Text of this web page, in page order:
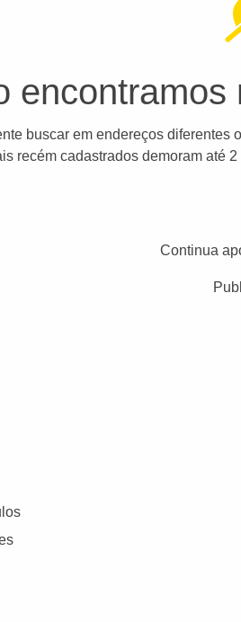
buscar em endereços diferentes
recém cadastrados demoram até
Continua